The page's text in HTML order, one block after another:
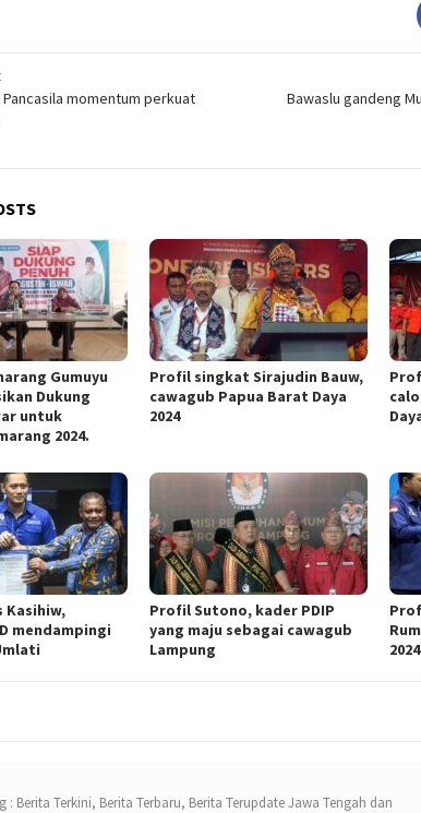
Pancasila momentum perkuat
Bawaslu gandeng
Gumuyu
Dukung
untuk
2024.
Profil singkat Sirajudin Bauw,
cawagub Papua Barat Daya
2024
Kasihiw,
mendampingi
Profil Sutono, kader PDIP
yang maju sebagai cawagub
Lampung
2024